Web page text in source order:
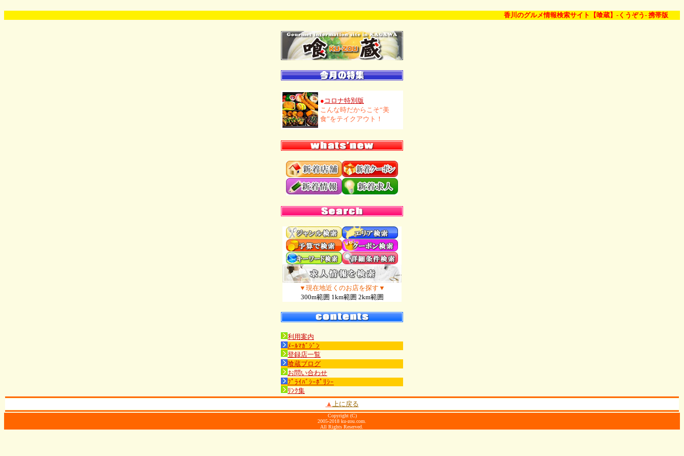
香川のグルメ情報検索サイト【喰蔵】-くうぞう- 携帯版
● コロナ特別版
こんな時だからこそ“美
食”をテイクアウト！
▼現在地近くのお店を探す▼
300m範囲 1km範囲 2km範囲
利用案内
ﾒｰﾙﾏｶﾞｼﾞﾝ
登録店一覧
喰蔵ブログ
お問い合わせ
ﾌﾟﾗｲﾊﾞｼｰﾎﾟﾘｼｰ
ﾘﾝｸ集
▲ 上に戻る
Copyright (C)
2005-2018 ku-zou.com.
All Rights Reserved.